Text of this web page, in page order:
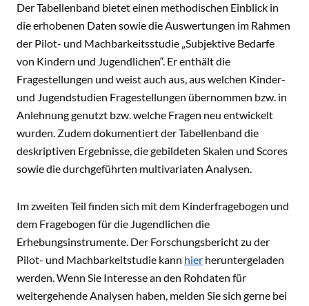
Der Tabellenband bietet einen methodischen Einblick in
die erhobenen Daten sowie die Auswertungen im Rahmen
der Pilot- und Machbarkeitsstudie „Subjektive Bedarfe
von Kindern und Jugendlichen“. Er enthält die
Fragestellungen und weist auch aus, aus welchen Kinder-
und Jugendstudien Fragestellungen übernommen bzw. in
Anlehnung genutzt bzw. welche Fragen neu entwickelt
wurden. Zudem dokumentiert der Tabellenband die
deskriptiven Ergebnisse, die gebildeten Skalen und Scores
sowie die durchgeführten multivariaten Analysen.
Im zweiten Teil finden sich mit dem Kinderfragebogen und
dem Fragebogen für die Jugendlichen die
Erhebungsinstrumente. Der Forschungsbericht zu der
Pilot- und Machbarkeitstudie kann hier heruntergeladen
werden. Wenn Sie Interesse an den Rohdaten für
weitergehende Analysen haben, melden Sie sich gerne bei